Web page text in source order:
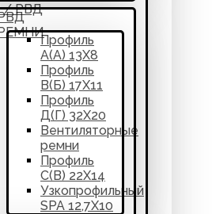
/ РВД
Профиль
А(А) 13Х8
Профиль
В(Б) 17Х11
Профиль
Д(Г) 32Х20
Вентиляторные
ремни
Профиль
С(В) 22Х14
Узкопрофильный
SPA 12,7Х10